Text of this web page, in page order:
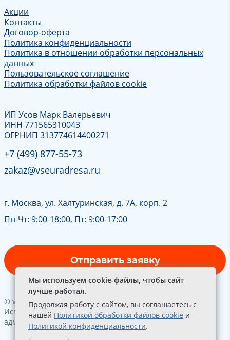
Акции
Контакты
Договор-оферта
Политика конфиденциальности
Политика в отношении обработки персональных
данных
Пользовательское соглашение
Политика обработки файлов cookie
ИП Усов Марк Валерьевич
ИНН 771565310043
ОГРНИП 313774614400271
+7 (499) 877-55-73
zakaz@vseuradresa.ru
г. Москва, ул. Халтуринская, д. 7А, корп. 2
Пн-Чт: 9:00-18:00, Пт: 9:00-17:00
Отправить заявку
© vseuradresa.ru 2001-2026. Все права защищены.
Использование материалов сайта - только с согласия
администрации
Мы используем cookie-файлы, чтобы сайт
лучше работал.
Продолжая работу с сайтом, вы соглашаетесь с
нашей Политикой обработки файлов cookie и
Политикой конфиденциальности.